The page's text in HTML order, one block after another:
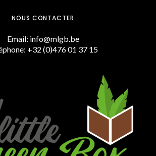
NOUS CONTACTER
Email: info@mlgb.be
+32 (0)476 01 37 15